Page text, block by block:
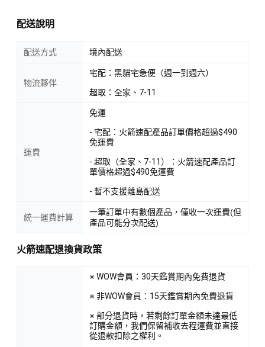
配送說明
配送方式 境內配送
物流夥伴
宅配：黑貓宅急便（週一到週六）
超取：全家、7-11
運費
免運
- 宅配：火箭速配產品訂單價格超過$490
免運費
- 超取（全家、7-11）：火箭速配產品訂
單價格超過$490免運費
- 暫不支援離島配送
統一運費計算
一筆訂單中有數個產品，僅收一次運費(但
產品可能分次配送)
火箭速配退換貨政策
※ WOW會員：30天鑑賞期內免費退貨
※ 非WOW會員：15天鑑賞期內免費退貨
※ 部分退貨時，若剩餘訂單金額未達最低
訂購金額，我們保留補收去程運費並直接
從退款扣除之權利。